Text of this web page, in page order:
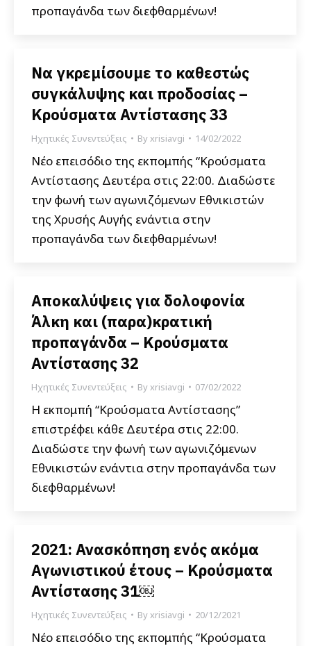
προπαγάνδα των διεφθαρμένων!
Να γκρεμίσουμε το καθεστώς
συγκάλυψης και προδοσίας –
Κρούσματα Αντίστασης 33
Ηχητικές Συνεντεύξεις Byxrisiavgi 14/02/2022
Νέο επεισόδιο της εκπομπής “Κρούσματα
Αντίστασης Δευτέρα στις 22:00. Διαδώστε
την φωνή των αγωνιζόμενων Εθνικιστών
της Χρυσής Αυγής ενάντια στην
προπαγάνδα των διεφθαρμένων!
Αποκαλύψεις για δολοφονία
Άλκη και (παρα)κρατική
προπαγάνδα – Κρούσματα
Αντίστασης 32
Ηχητικές Συνεντεύξεις Byxrisiavgi 07/02/2022
Η εκπομπή “Κρούσματα Αντίστασης”
επιστρέφει κάθε Δευτέρα στις 22:00.
Διαδώστε την φωνή των αγωνιζόμενων
Εθνικιστών ενάντια στην προπαγάνδα των
διεφθαρμένων!
2021: Ανασκόπηση ενός ακόμα
Αγωνιστικού έτους – Κρούσματα
Αντίστασης 31￼
Ηχητικές Συνεντεύξεις Byxrisiavgi 20/12/2021
Νέο επεισόδιο της εκπομπής “Κρούσματα